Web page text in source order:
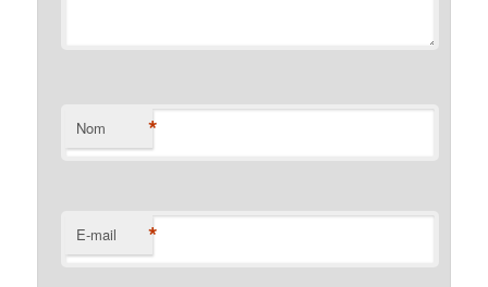
Nom *
E-mail *